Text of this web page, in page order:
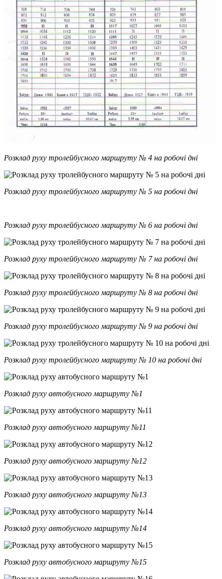
Розклад руху тролейбусного маршруту № 4 на робочі дні
Розклад руху тролейбусного маршруту № 5 на робочі дні
Розклад руху тролейбусного маршруту № 6 на робочі дні
Розклад руху тролейбусного маршруту № 7 на робочі дні
Розклад руху тролейбусного маршруту № 8 на робочі дні
Розклад руху тролейбусного маршруту № 9 на робочі дні
Розклад руху тролейбусного маршруту № 10 на робочі дні
Розклад руху автобусного маршруту №1
Розклад руху автобусного маршруту №11
Розклад руху автобусного маршруту №12
Розклад руху автобусного маршруту №13
Розклад руху автобусного маршруту №14
Розклад руху автобусного маршруту №15